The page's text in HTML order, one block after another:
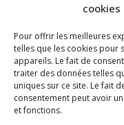
cookies
Pour offrir les meilleures
telles que les cookies pour
appareils. Le fait de
traiter des données telles
uniques sur ce site. Le fait
consentement peut avoir
et fonctions.
1 Avenue de la
04 99 62 19 01
09 82 63 51 79